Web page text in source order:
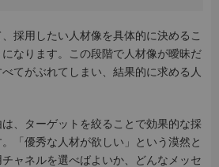
採用したい人材像を具体的に決めるこ
なります。この段階で人材像が曖昧だ
てがぶれてしまい、結果的に求める人
、ターゲットを絞ることで効果的な採
「優秀な人材が欲しい」という漠然と
ャネルを選べばよいか、どんなメッセ